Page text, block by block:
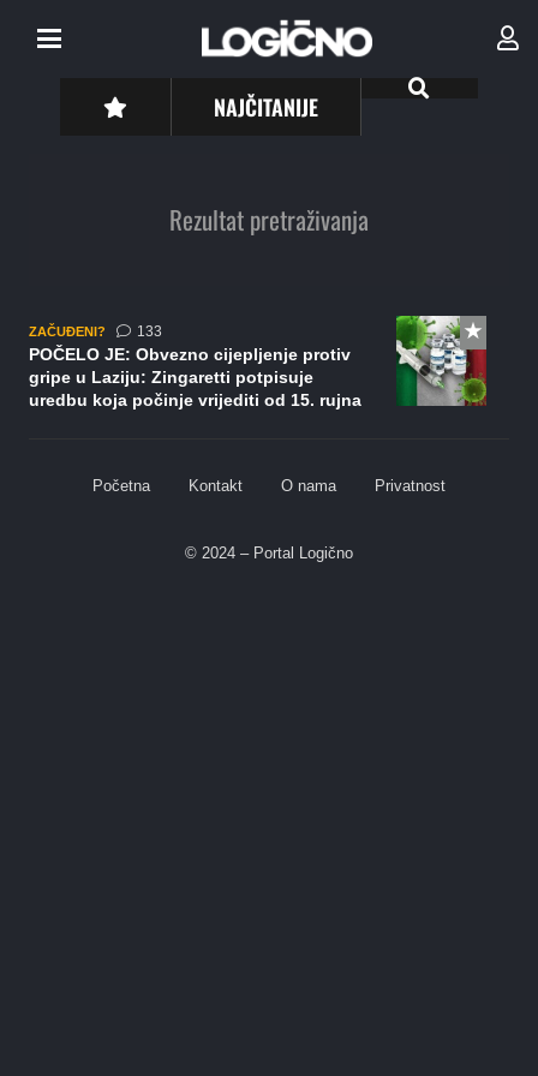
NAJČITANIJE
Rezultat pretraživanja
ZAČUĐENI? 133komentara
POČELO JE: Obvezno cijepljenje protiv
gripe u Laziju: Zingaretti potpisuje
uredbu koja počinje vrijediti od 15. rujna
Početna Kontakt O nama Privatnost
© 2024 – Portal Logično